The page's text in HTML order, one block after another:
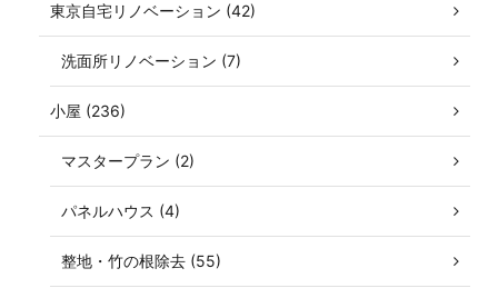
東京自宅リノベーション (42)
洗面所リノベーション (7)
小屋 (236)
マスタープラン (2)
パネルハウス (4)
整地・竹の根除去 (55)